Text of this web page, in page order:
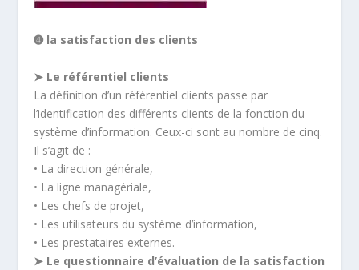
➍ la satisfaction des clients
➤ Le référentiel clients
La définition d’un référentiel clients passe par
l’identification des différents clients de la fonction du
système d’information. Ceux-ci sont au nombre de cinq.
Il s’agit de :
• La direction générale,
• La ligne managériale,
• Les chefs de projet,
• Les utilisateurs du système d’information,
• Les prestataires externes.
➤ Le questionnaire d’évaluation de la satisfaction